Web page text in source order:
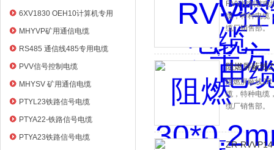
6XV1830 OEH10计算机专用
电缆
MHYVP矿用通信电缆
RS485 通信线485专用电缆
PVV信号控制电缆
MHYSV 矿用通信电缆
PTYL23铁路信号电缆
PTYA22-铁路信号电缆
PTYA23铁路信号电缆
RVV控制软电
缆，特种电缆
缆厂销售部。
阻燃屏蔽线
阻燃屏蔽线
缆，特种电缆
缆厂销售部。
ZR-